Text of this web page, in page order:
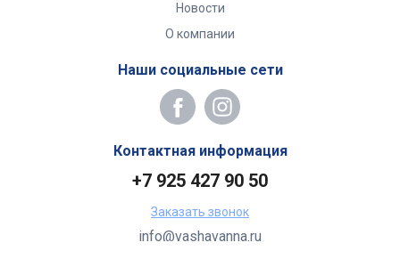
Новости
О компании
Наши социальные сети
Контактная информация
+7 925 427 90 50
Заказать звонок
info@vashavanna.ru